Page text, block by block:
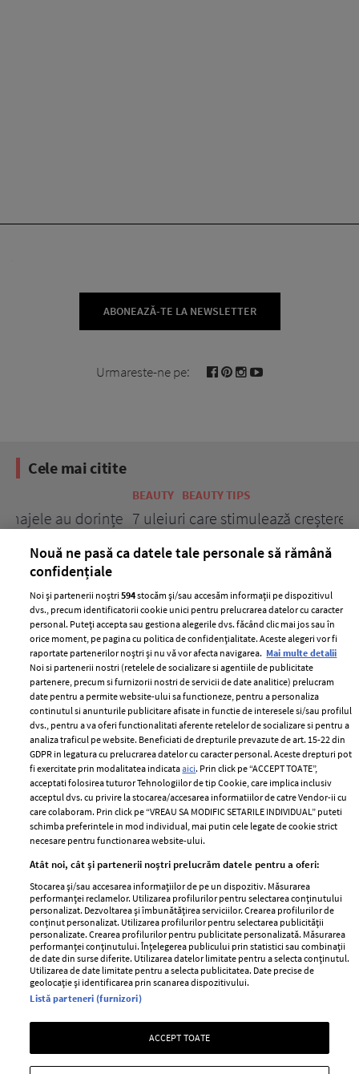
ABONEAZĂ-TE LA NEWSLETTER
Urmareste-ne pe:
Cele mai citite
BEAUTY TIPS
7 uleiuri care stimulează creșterea rapidă a
ELLE Style Awards
2024
Despre ELLE
Romania
Contact
Abonamente
Termeni si conditii
Politica de
confidențialitate
Politica de cookies
Publicitate
GSP
Unica
Baby
Retete
femei
Viva
Avantaje
Retete practice
Pariază responsabil! Decizia ONJN nr. 821/25.09.2025.
Jocurile de noroc sunt interzise minorilor.
Copyright © 2026 Ringier Romania SRL
Nouă ne pasă ca datele tale personale să rămână
confidențiale
Noi și partenerii noștri594stocăm și/sau accesăm informații pe dispozitivul
dvs., precum identificatorii cookie unici pentru prelucrarea datelor cu caracter
personal. Puteți accepta sau gestiona alegerile dvs. făcând clic mai jos sau în
orice moment, pe pagina cu politica de confidențialitate. Aceste alegeri vor fi
raportate partenerilor noștri și nu vă vor afecta navigarea. Mai multe detalii
Noi si partenerii nostri (retelele de socializare si agentiile de publicitate
partenere, precum si furnizorii nostri de servicii de date analitice) prelucram
date pentru a permite website-ului sa functioneze, pentru a personaliza
continutul si anunturile publicitare afisate in functie de interesele si/sau profilul
dvs., pentru a va oferi functionalitati aferente retelelor de socializare si pentru a
analiza traficul pe website. Beneficiati de drepturile prevazute de art. 15-22 din
GDPR in legatura cu prelucrarea datelor cu caracter personal. Aceste drepturi pot
fi exercitate prin modalitatea indicataaici. Prin click pe “ACCEPT TOATE”,
acceptati folosirea tuturor Tehnologiilor de tip Cookie, care implica inclusiv
acceptul dvs. cu privire la stocarea/accesarea informatiilor de catre Vendor-ii cu
care colaboram. Prin click pe “VREAU SA MODIFIC SETARILE INDIVIDUAL” puteti
schimba preferintele in mod individual, mai putin cele legate de cookie strict
necesare pentru functionarea website-ului.
Atât noi, cât și partenerii noștri prelucrăm datele pentru a oferi:
Stocarea și/sau accesarea informațiilor de pe un dispozitiv. Măsurarea
performanței reclamelor. Utilizarea profilurilor pentru selectarea conținutului
personalizat. Dezvoltarea și îmbunătățirea serviciilor. Crearea profilurilor de
conținut personalizat. Utilizarea profilurilor pentru selectarea publicității
personalizate. Crearea profilurilor pentru publicitate personalizată. Măsurarea
performanței conținutului. Înțelegerea publicului prin statistici sau combinații
de date din surse diferite. Utilizarea datelor limitate pentru a selecta conținutul.
Utilizarea de date limitate pentru a selecta publicitatea. Date precise de
geolocație și identificarea prin scanarea dispozitivului.
Listă parteneri (furnizori)
ACCEPT TOATE